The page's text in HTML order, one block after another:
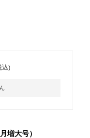
込)
増大号）